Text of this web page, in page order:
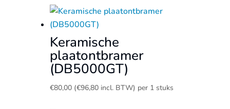
Keramische
plaatontbramer
(DB5000GT)
€80,00 (€96,80incl. BTW) per 1 stuks